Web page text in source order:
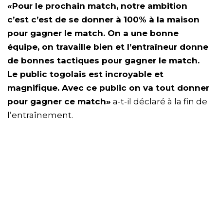
«Pour le prochain match, notre ambition
c’est c’est de se donner à 100% à la maison
pour gagner le match. On a une bonne
équipe, on travaille bien et l’entraîneur donne
de bonnes tactiques pour gagner le match.
Le public togolais est incroyable et
magnifique. Avec ce public on va tout donner
pour gagner ce match» a-t-il déclaré à la fin de
l’entraînement.